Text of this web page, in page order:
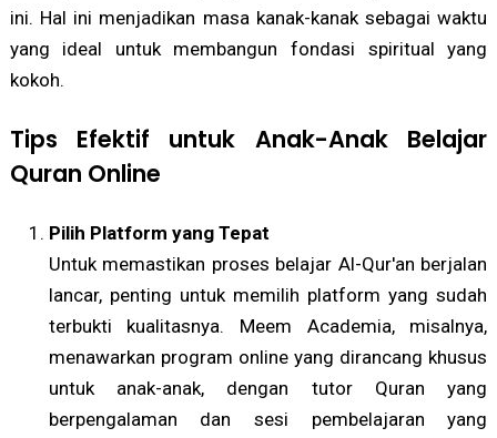
ini. Hal ini menjadikan masa kanak-kanak sebagai waktu
yang ideal untuk membangun fondasi spiritual yang
kokoh.
Tips Efektif untuk Anak-Anak Belajar
Quran Online
Pilih Platform yang Tepat
Untuk memastikan proses belajar Al-Qur'an berjalan
lancar, penting untuk memilih platform yang sudah
terbukti kualitasnya. Meem Academia, misalnya,
menawarkan program online yang dirancang khusus
untuk anak-anak, dengan tutor Quran yang
berpengalaman dan sesi pembelajaran yang